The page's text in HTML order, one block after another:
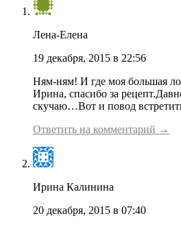
Лена-Елена
19 декабря, 2015 в 22:56
Ням-ням! И где моя большая
Ирина, спасибо за
скучаю…Вот и повод
Ответить на комментарий →
Ирина Калинина
20 декабря, 2015 в 07:40